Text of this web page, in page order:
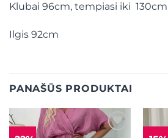
Klubai 96cm, tempiasi iki 130cm
Ilgis 92cm
PANAŠŪS PRODUKTAI